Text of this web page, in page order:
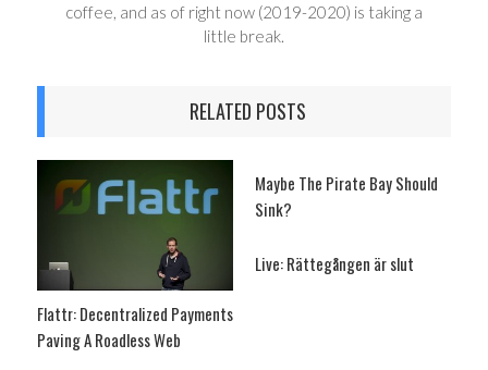
coffee, and as of right now (2019-2020) is taking a
little break.
RELATED POSTS
Flattr: Decentralized Payments
Paving A Roadless Web
Maybe The Pirate Bay Should
Sink?
Live: Rättegången är slut